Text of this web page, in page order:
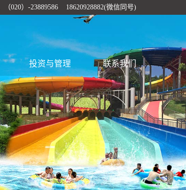
（020）-23889586 18620928882(微信同号)
投资与管理 联系我们